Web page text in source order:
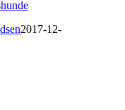
2017-12-